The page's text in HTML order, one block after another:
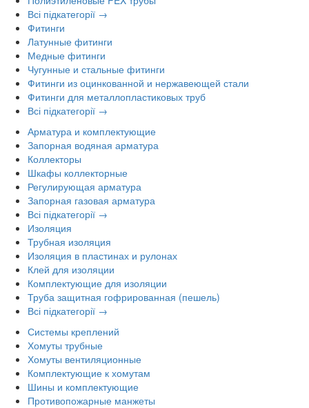
Всі підкатегорії →
Фитинги
Латунные фитинги
Медные фитинги
Чугунные и стальные фитинги
Фитинги из оцинкованной и нержавеющей стали
Фитинги для металлопластиковых труб
Всі підкатегорії →
Арматура и комплектующие
Запорная водяная арматура
Коллекторы
Шкафы коллекторные
Регулирующая арматура
Запорная газовая арматура
Всі підкатегорії →
Изоляция
Трубная изоляция
Изоляция в пластинах и рулонах
Клей для изоляции
Комплектующие для изоляции
Труба защитная гофрированная (пешель)
Всі підкатегорії →
Системы креплений
Хомуты трубные
Хомуты вентиляционные
Комплектующие к хомутам
Шины и комплектующие
Противопожарные манжеты